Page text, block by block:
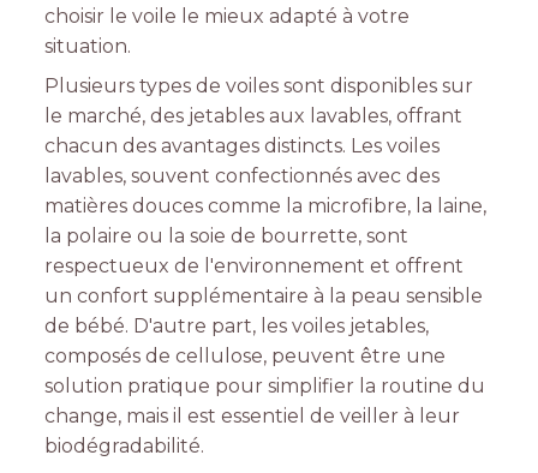
choisir le voile le mieux adapté à votre
situation.
Plusieurs types de voiles sont disponibles sur
le marché, des jetables aux lavables, offrant
chacun des avantages distincts. Les voiles
lavables, souvent confectionnés avec des
matières douces comme la microfibre, la laine,
la polaire ou la soie de bourrette, sont
respectueux de l'environnement et offrent
un confort supplémentaire à la peau sensible
de bébé. D'autre part, les voiles jetables,
composés de cellulose, peuvent être une
solution pratique pour simplifier la routine du
change, mais il est essentiel de veiller à leur
biodégradabilité.